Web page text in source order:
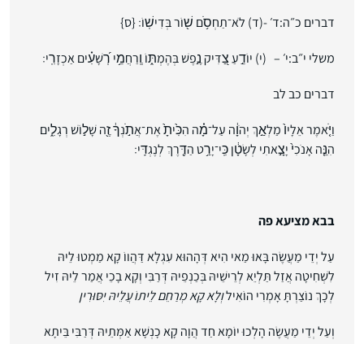
דברים כ״ה:ד׳ -(ד) לֹא־תַחְסֹ֥ם שׁ֖וֹר בְּדִישֽׁוֹ׃ {ס}
משלי י״ב:י׳ – (י) יוֹדֵ֣עַ צַ֭דִּיק נֶ֣פֶשׁ בְּהֶמְתּ֑וֹ וְֽרַחֲמֵ֥י רְ֝שָׁעִ֗ים אַכְזָרִֽי׃
דברים כב לב
וַיֹּ֤אמֶר אֵלָיו֙ מַלְאַ֣ךְ יְהֹוָ֔ה עַל־מָ֗ה הִכִּ֙יתָ֙ אֶת־אֲתֹ֣נְךָ֔ זֶ֖ה שָׁל֣וֹשׁ רְגָלִ֑ים
הִנֵּ֤ה אָנֹכִי֙ יָצָ֣אתִי לְשָׂטָ֔ן כִּֽי־יָרַ֥ט הַדֶּ֖רֶךְ לְנֶגְדִּֽי׃
בבא מציעא פה
עַל יְדֵי מַעֲשֶׂה בָּאוּ מַאי הִיא דְּהָהוּא עִגְלָא דַּהֲווֹ קָא מַמְטוּ לֵיהּ
לִשְׁחִיטָה אֲזַל תַּלְיֵאּ לְרֵישֵׁיהּ בְּכַנְפֵיהּ דְּרַבִּי וְקָא בָכֵי אֲמַרלֵיהּ זִיל
לְכָךְ נוֹצַרְתָּאָמְרִי הוֹאִילוְלָא קָא מְרַחֵם לֵיתוֹ עֲלֵיהּ יִסּוּרִין
וְעַל יְדֵי מַעֲשֶׂה הָלְכוּ יוֹמָא חַד הֲוָה קָא כָנְשָׁא אַמְּתֵיהּ דְּרַבִּי בֵּיתָא